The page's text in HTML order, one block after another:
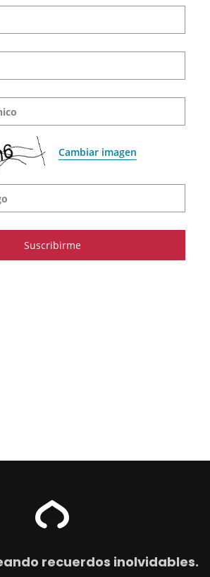
Cambiar imagen
recuerdos inolvidables.